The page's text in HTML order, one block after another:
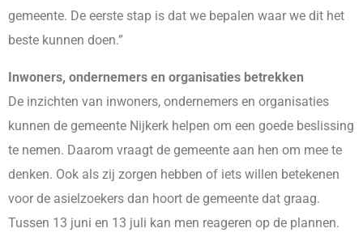
gemeente. De eerste stap is dat we bepalen waar we dit het
beste kunnen doen.”
Inwoners, ondernemers en organisaties betrekken
De inzichten van inwoners, ondernemers en organisaties
kunnen de gemeente Nijkerk helpen om een goede beslissing
te nemen. Daarom vraagt de gemeente aan hen om mee te
denken. Ook als zij zorgen hebben of iets willen betekenen
voor de asielzoekers dan hoort de gemeente dat graag.
Tussen 13 juni en 13 juli kan men reageren op de plannen.